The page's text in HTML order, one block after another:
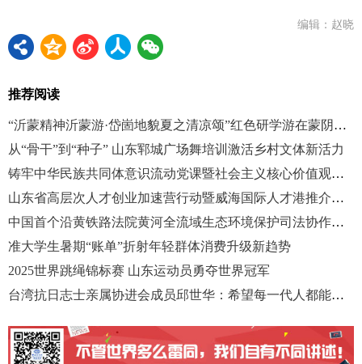
编辑：赵晓
推荐阅读
“沂蒙精神沂蒙游·岱崮地貌夏之清凉颂”红色研学游在蒙阴举办
从“骨干”到“种子” 山东郓城广场舞培训激活乡村文体新活力
铸牢中华民族共同体意识流动党课暨社会主义核心价值观宣讲联合主题党日活动举行
山东省高层次人才创业加速营行动暨威海国际人才港推介活动举办
中国首个沿黄铁路法院黄河全流域生态环境保护司法协作机制成立
准大学生暑期“账单”折射年轻群体消费升级新趋势
2025世界跳绳锦标赛 山东运动员勇夺世界冠军
台湾抗日志士亲属协进会成员邱世华：希望每一代人都能不忘历史